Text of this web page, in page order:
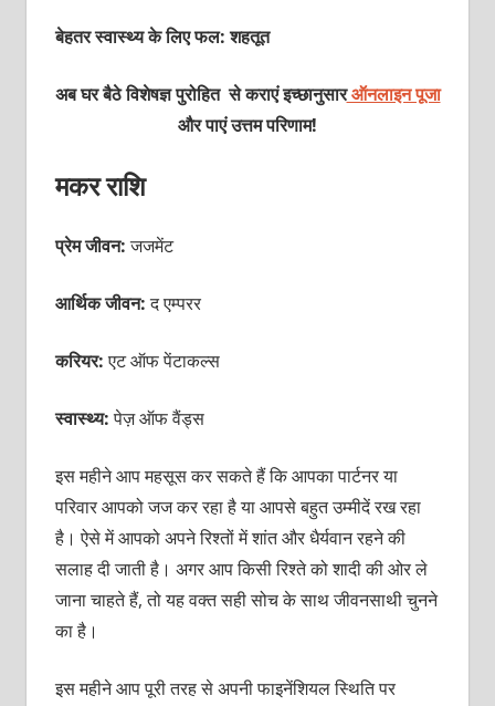
बेहतर स्वास्थ्य के लिए फल: शहतूत
अब घर बैठे विशेषज्ञ पुरोहित से कराएं इच्छानुसारऑनलाइन पूजा
और पाएं उत्तम परिणाम!
मकर राशि
प्रेम जीवन:जजमेंट
आर्थिक जीवन:द एम्परर
करियर:एट ऑफ पेंटाकल्स
स्वास्थ्य:पेज़ ऑफ वैंड्स
इस महीने आप महसूस कर सकते हैं कि आपका पार्टनर या
परिवार आपको जज कर रहा है या आपसे बहुत उम्मीदें रख रहा
है। ऐसे में आपको अपने रिश्तों में शांत और धैर्यवान रहने की
सलाह दी जाती है। अगर आप किसी रिश्ते को शादी की ओर ले
जाना चाहते हैं, तो यह वक्त सही सोच के साथ जीवनसाथी चुनने
का है।
इस महीने आप पूरी तरह से अपनी फाइनेंशियल स्थिति पर